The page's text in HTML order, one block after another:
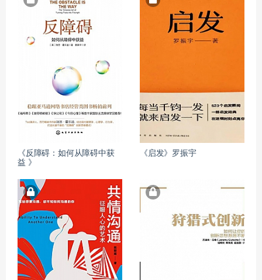
《反障碍：如何从障碍中获
益 》
《启发》罗振宇